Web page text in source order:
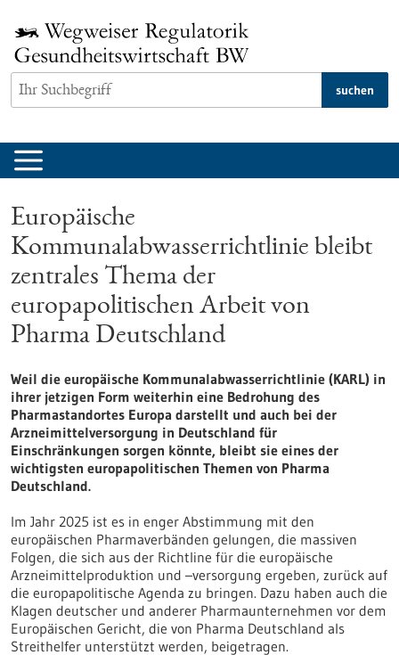
Inhalt
springen
suchen
Europäische
Kommunalabwasserrichtlinie bleibt
zentrales Thema der
europapolitischen Arbeit von
Pharma Deutschland
Weil die europäische Kommunalabwasserrichtlinie (KARL) in
ihrer jetzigen Form weiterhin eine Bedrohung des
Pharmastandortes Europa darstellt und auch bei der
Arzneimittelversorgung in Deutschland für
Einschränkungen sorgen könnte, bleibt sie eines der
wichtigsten europapolitischen Themen von Pharma
Deutschland.
Im Jahr 2025 ist es in enger Abstimmung mit den
europäischen Pharmaverbänden gelungen, die massiven
Folgen, die sich aus der Richtline für die europäische
Arzneimittelproduktion und –versorgung ergeben, zurück auf
die europapolitische Agenda zu bringen. Dazu haben auch die
Klagen deutscher und anderer Pharmaunternehmen vor dem
Europäischen Gericht, die von Pharma Deutschland als
Streithelfer unterstützt werden, beigetragen.